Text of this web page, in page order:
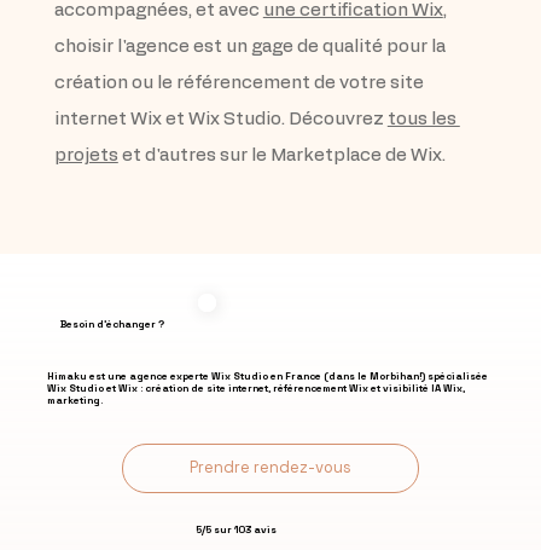
accompagnées, et avec une certification Wix,
choisir l'agence est un gage de qualité pour la
création ou le référencement de votre site
internet Wix et Wix Studio. Découvrez tous les
projets et d'autres sur le Marketplace de Wix.
Besoin d'échanger ?
Himaku est une agence experte Wix Studio en France (dans le Morbihan!) spécialisée
Wix Studio et Wix : création de site internet, référencement Wix et visibilité IA Wix,
marketing.
Prendre rendez-vous
5/5 sur 103 avis